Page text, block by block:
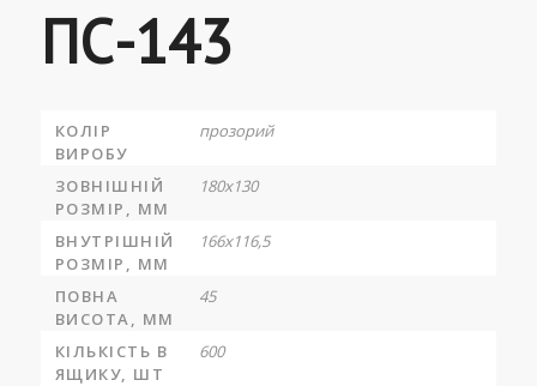
ПС-143
КОЛІР
ВИРОБУ
прозорий
ЗОВНІШНІЙ
РОЗМІР, ММ
180х130
ВНУТРІШНІЙ
РОЗМІР, ММ
166х116,5
ПОВНА
ВИСОТА, ММ
45
КІЛЬКІСТЬ В
ЯЩИКУ, ШТ
600